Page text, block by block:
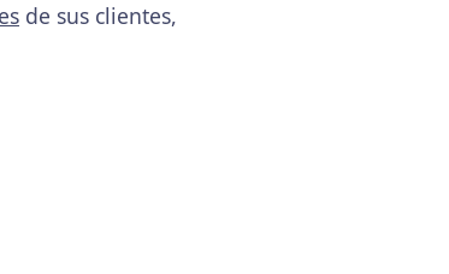
de sus clientes,